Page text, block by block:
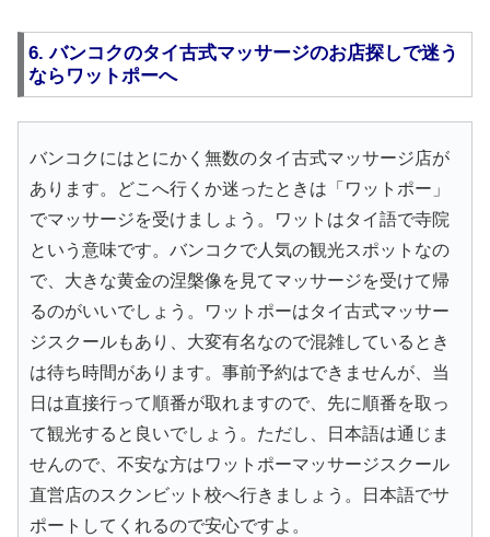
6. バンコクのタイ古式マッサージのお店探しで迷う
ならワットポーへ
バンコクにはとにかく無数のタイ古式マッサージ店が
あります。どこへ行くか迷ったときは「ワットポー」
でマッサージを受けましょう。ワットはタイ語で寺院
という意味です。バンコクで人気の観光スポットなの
で、大きな黄金の涅槃像を見てマッサージを受けて帰
るのがいいでしょう。ワットポーはタイ古式マッサー
ジスクールもあり、大変有名なので混雑しているとき
は待ち時間があります。事前予約はできませんが、当
日は直接行って順番が取れますので、先に順番を取っ
て観光すると良いでしょう。ただし、日本語は通じま
せんので、不安な方はワットポーマッサージスクール
直営店のスクンビット校へ行きましょう。日本語でサ
ポートしてくれるので安心ですよ。